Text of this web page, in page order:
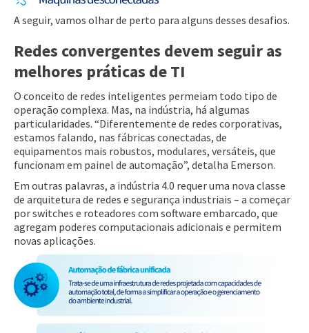
A seguir, vamos olhar de perto para alguns desses desafios.
Redes convergentes devem seguir as
melhores práticas de TI
O conceito de redes inteligentes permeiam todo tipo de
operação complexa. Mas, na indústria, há algumas
particularidades. “Diferentemente de redes corporativas,
estamos falando, nas fábricas conectadas, de
equipamentos mais robustos, modulares, versáteis, que
funcionam em painel de automação”, detalha Emerson.
Em outras palavras, a indústria 4.0 requer uma nova classe
de arquitetura de redes e segurança industriais – a começar
por switches e roteadores com software embarcado, que
agregam poderes computacionais adicionais e permitem
novas aplicações.